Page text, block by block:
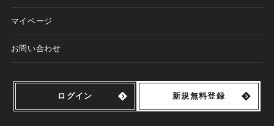
マイページ
お問い合わせ
ログイン 新規無料登録